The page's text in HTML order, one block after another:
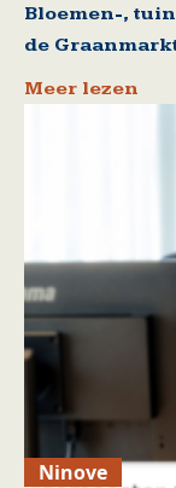
Bloemen-,
de
Meer lezen
Ninove